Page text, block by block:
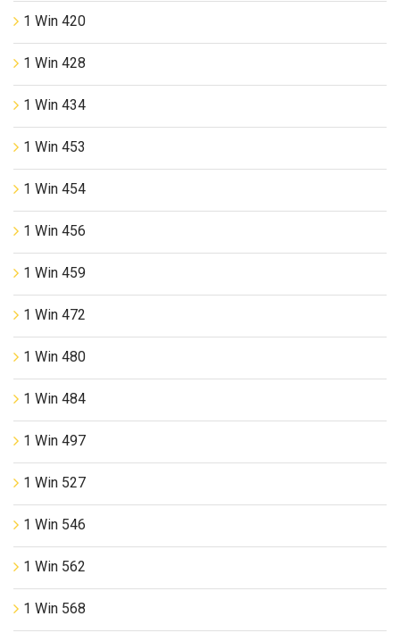
1 Win 420
1 Win 428
1 Win 434
1 Win 453
1 Win 454
1 Win 456
1 Win 459
1 Win 472
1 Win 480
1 Win 484
1 Win 497
1 Win 527
1 Win 546
1 Win 562
1 Win 568